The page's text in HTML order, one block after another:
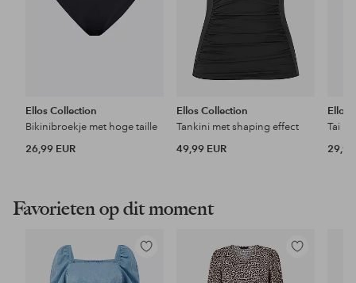
Ellos Collection
Bikinibroekje met hoge taille
26,99 EUR
Ellos Collection
Tankini met shaping effect
49,99 EUR
Ellos
Tai
29,99
Favorieten op dit moment
Toevoegen
aan
Toevoegen